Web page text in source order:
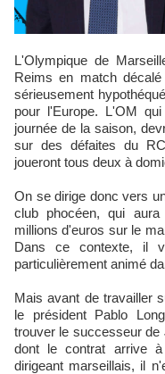
L'Olympique de Marseille qui s'est incliné face au Stade de
Reims en match
sérieusement
pour l'Europe. L'OM
journée de la saison,
sur des défaites du
joueront tous deux à
On se dirige donc vers
club phocéen, qui
millions d'euros sur le
Dans ce contexte, il
particulièrement animé
Mais avant de travailler
le président Pablo
trouver le successeur de
dont le contrat arrive
dirigeant marseillais, il